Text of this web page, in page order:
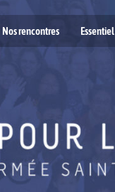
Nos rencontres Essentiel